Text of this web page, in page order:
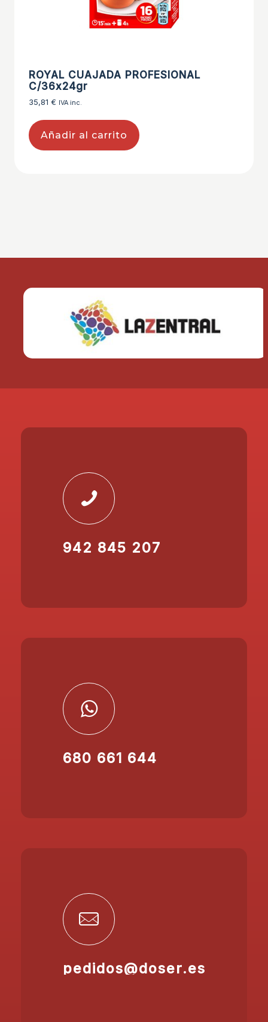
ROYAL CUAJADA PROFESIONAL
C/36x24gr
35,81 € IVA inc.
Añadir al carrito
942 845 207
680 661 644
pedidos@doser.es